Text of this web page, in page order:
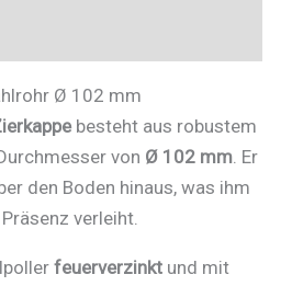
Ø 102 mm
besteht aus robustem
von Ø 102 mm. Er
den Boden hinaus, was ihm
verleiht.
feuerverzinkt und mit